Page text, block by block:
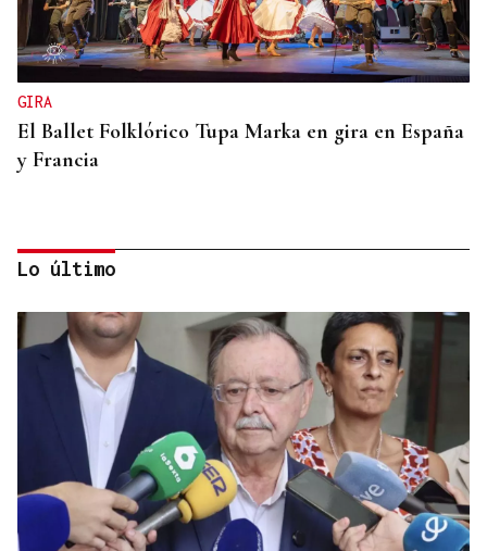
GIRA
El Ballet Folklórico Tupa Marka en gira en España
y Francia
DIA DE GALICIA
Naturales de Galicia celebra el dia de la Patria
gallega venerando al Apóstol Santiago
Lo último